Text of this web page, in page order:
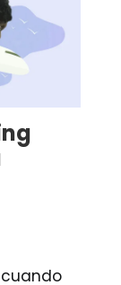
cuando